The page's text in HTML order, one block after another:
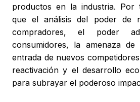
productos en la industria. Por
que el análisis del poder de
compradores, el poder
consumidores, la amenaza
entrada de nuevos
reactivación y el desarrollo
para subrayar el poderoso